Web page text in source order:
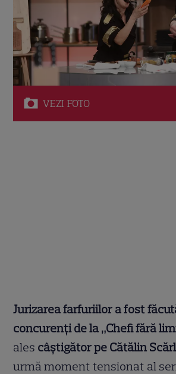
VEZI FOTO
Jurizarea farfuriilor a fost
concurenți de la „Chefi fără
ales câștigător pe Cătălin
urmă moment tensionat al